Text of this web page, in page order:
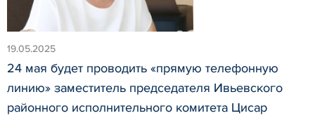
19.05.2025
24 мая будет проводить «прямую телефонную
линию» заместитель председателя Ивьевского
районного исполнительного комитета Цисар